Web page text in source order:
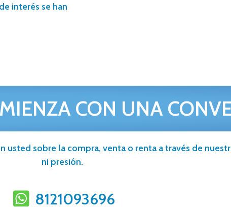
interés se han
CON UNA
usted sobre la compra, venta o renta a través de
ni presión.
8121093696